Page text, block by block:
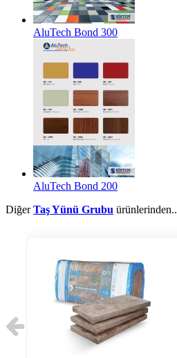
AluTech Bond 300
AluTech Bond 200
DiğerTaş Yünü Grubu ürünlerinden..